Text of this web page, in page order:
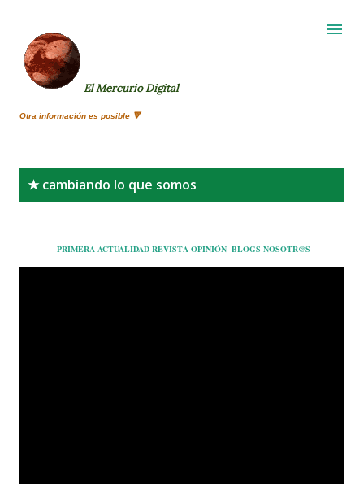
El Mercurio Digital
Otra información es posible 🔻
★ cambiando lo que somos
PRIMERA ACTUALIDAD REVISTA OPINIÓN BLOGS NOSOTR@S